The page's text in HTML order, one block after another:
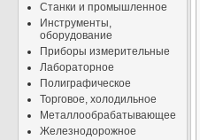
Станки и промышленное
Инструменты,
оборудование
Приборы измерительные
Лабораторное
Полиграфическое
Торговое, холодильное
Металлообрабатывающее
Железнодорожное